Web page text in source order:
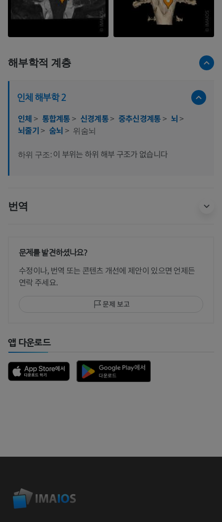
해부학적 계층
인체 해부학 2
인체> 통합계통> 신경계통> 중추신경계통> 뇌>
뇌줄기> 숨뇌 > 위숨뇌
하위 구조: 이 부위는 하위 해부 구조가 없습니다
번역
문제를 발견하셨나요?
수정이나, 번역 또는 콘텐츠 개선에 제안이 있으면 언제든
연락 주세요.
문제 보고
앱 다운로드